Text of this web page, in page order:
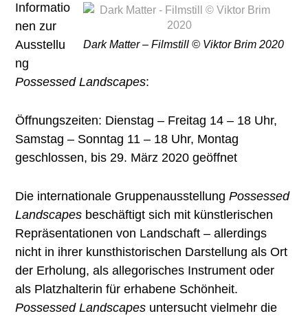
Dark Matter – Filmstill © Viktor Brim 2020
Informatio
nen zur
Ausstellu
ng
Possessed Landscapes:
Öffnungszeiten: Dienstag – Freitag 14 – 18 Uhr,
Samstag – Sonntag 11 – 18 Uhr, Montag
geschlossen, bis 29. März 2020 geöffnet
Die internationale GruppenausstellungPossessed
Landscapes beschäftigt sich mit künstlerischen
Repräsentationen von Landschaft – allerdings
nicht in ihrer kunsthistorischen Darstellung als Ort
der Erholung, als allegorisches Instrument oder
als Platzhalterin für erhabene Schönheit.
Possessed Landscapes untersucht vielmehr die